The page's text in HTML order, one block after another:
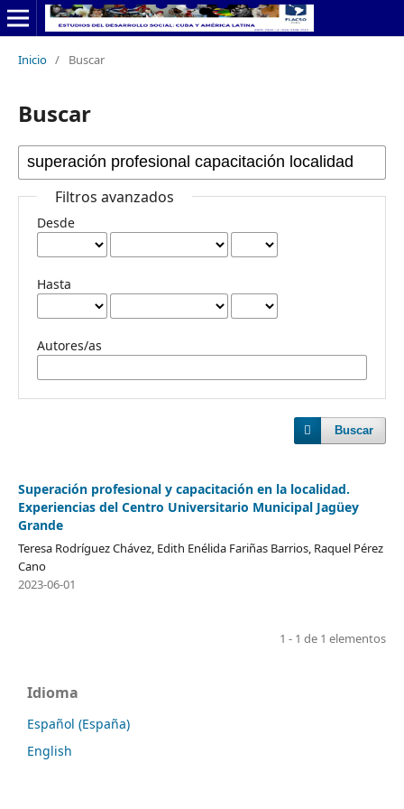
Inicio / Buscar
Buscar
Filtros avanzados
Desde
Hasta
Autores/as
Buscar
Superación profesional y capacitación en la localidad.
Experiencias del Centro Universitario Municipal Jagüey
Grande
Teresa Rodríguez Chávez, Edith Enélida Fariñas Barrios, Raquel Pérez
Cano
2023-06-01
1 - 1 de 1 elementos
Idioma
Español (España)
English